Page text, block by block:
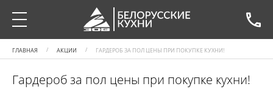
ГЛАВНАЯ АКЦИИ ГАРДЕРОБ ЗА ПОЛ ЦЕНЫ ПРИ ПОКУПКЕ КУХНИ!
Гардероб за пол цены при покупке кухни!